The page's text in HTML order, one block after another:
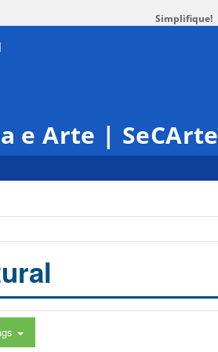
Simplifique!
e Arte | SeCArte